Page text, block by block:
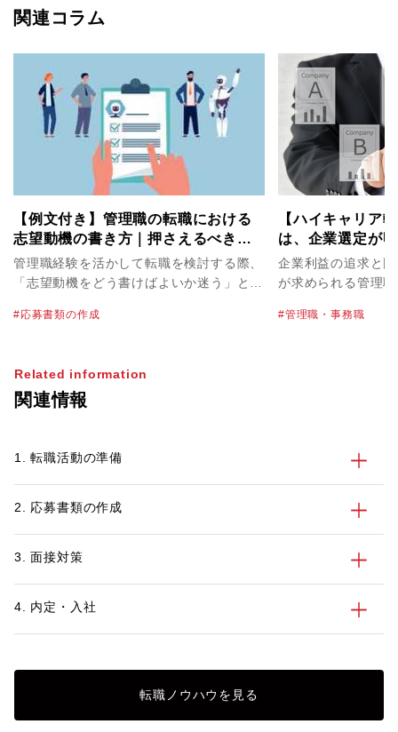
関連コラム
【例文付き】管理職の転職における
志望動機の書き方｜押さえるべき要
素とハイクラス層向けの実例
管理職経験を活かして転職を検討する際、
「志望動機をどう書けばよいか迷う」とい
スキルが多岐にわたるため、何を選び、ど
価値と応募先への貢献イメージを、簡潔か
つ具体的に伝えることが求められます。
評価されるポイント、職種別の例文、書類
応募書類の作成
【ハイキャリア
は、企業選定が
しないために確
は？
企業利益の追求と
が求められる管理
違いがあるのでし
管理職・事務職
Related information
関連情報
1. 転職活動の準備
2. 応募書類の作成
3. 面接対策
4. 内定・入社
転職ノウハウを見る